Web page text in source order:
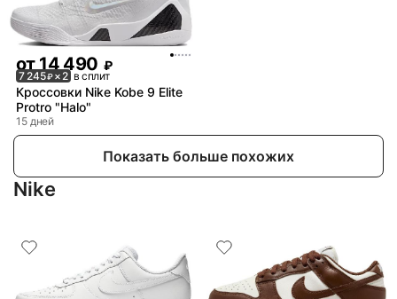
от14 490 ₽
7 245₽× 2 в сплит
Кроссовки Nike Kobe 9 Elite
Protro "Halo"
15 дней
Показать больше похожих
Nike